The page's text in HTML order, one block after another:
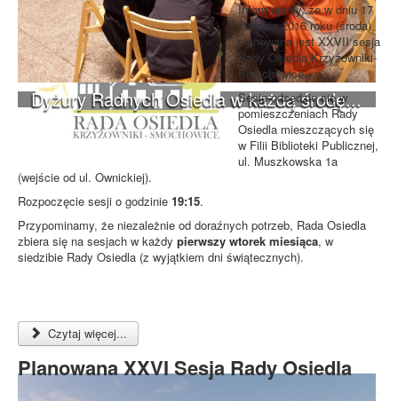
Dyżury Radnych Osiedla w każdą środę...
Informujemy, że w dniu 17
sierpnia 2016 roku (środa)
planowana jest XXVII sesja
Rady Osiedla Krzyżowniki-
Smochowice.
Sesja odbędzie się w
pomieszczeniach Rady
Osiedla mieszczących się
w Filii Biblioteki Publicznej,
ul. Muszkowska 1a
(wejście od ul. Ownickiej).
Rozpoczęcie sesji o godzinie 19:15.
Przypominamy, że niezależnie od doraźnych potrzeb, Rada Osiedla
zbiera się na sesjach w każdy pierwszy wtorek miesiąca, w
siedzibie Rady Osiedla (z wyjątkiem dni świątecznych).
Czytaj więcej...
Planowana XXVI Sesja Rady Osiedla